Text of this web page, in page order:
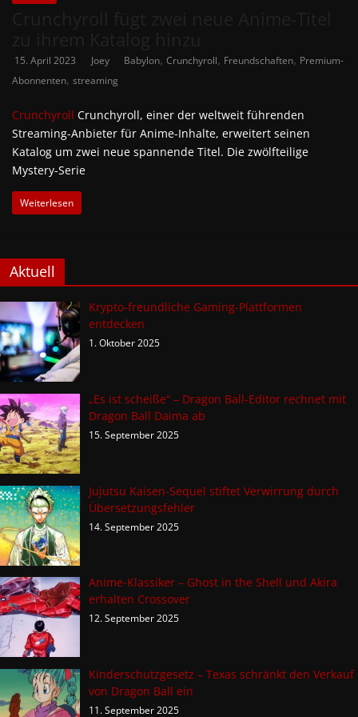
15. April 2023 Joey Babylon, Crunchyroll, Freundschaften, Premium-
Abonnenten, streaming
Crunchyroll Crunchyroll, einer der weltweit führenden
Streaming-Anbieter für Anime-Inhalte, erweitert seinen
Katalog um zwei neue spannende Titel. Die zwölfteilige
Mystery-Serie
Weiterlesen
Aktuell
Krypto-freundliche Gaming-Plattformen
entdecken
1. Oktober 2025
„Es ist scheiße“ – Dragon Ball-Editor rechnet mit
Dragon Ball Daima ab
15. September 2025
Jujutsu Kaisen-Sequel stiftet Verwirrung durch
Übersetzungsfehler
14. September 2025
Anime-Klassiker – Ghost in the Shell und Akira
erhalten Crossover
12. September 2025
Kinderschutzgesetz – Texas schränkt den Verkauf
von Dragon Ball ein
11. September 2025